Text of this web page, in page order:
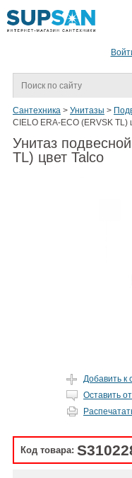
Сантехника > Унитазы >
CIELO ERA-ECO (ERVSK TL)
Унитаз
TL) цвет Talco
Добавить к
Оставить
Код товара: